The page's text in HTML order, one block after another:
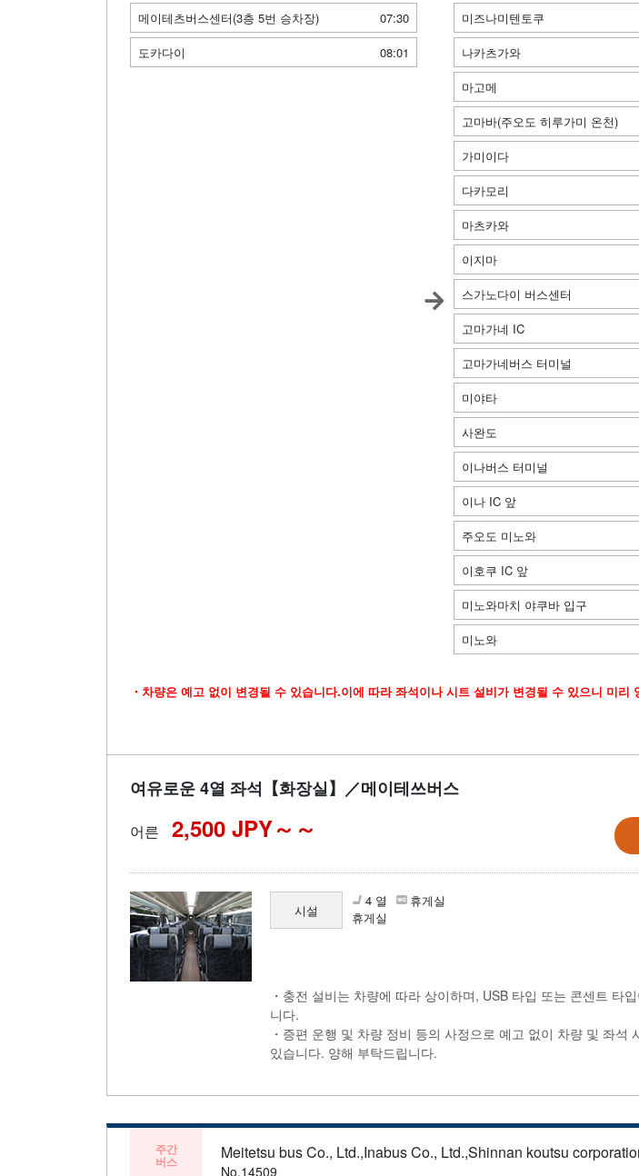
메이테츠버스센터(3층 5번 승차장)
07:30
도카다이
08:01
미즈나미텐토쿠
나카츠가와
마고메
고마바(주오도 히루가미 온천)
가미이다
다카모리
마츠카와
이지마
스가노다이 버스센터
고마가네 IC
고마가네버스 터미널
미야타
사완도
이나버스 터미널
이나 IC 앞
주오도 미노와
이호쿠 IC 앞
미노와마치 야쿠바 입구
미노와
・차량은 예고 없이 변경될 수 있습니다.이에 따라 좌석이나 시트 설비가 변경될 수 있으니 미리
여유로운 4열 좌석【화장실】／메이테쓰버스
어른 2,500 JPY～
시설
4 열
휴게실
휴게실
・충전 설비는 차량에 따라 상이하며, USB 타입 또는 콘센트 타
니다.
・증편 운행 및 차량 정비 등의 사정으로 예고 없이 차량 및 좌석
있습니다. 양해 부탁드립니다.
주간
버스 Meitetsu bus Co., Ltd.,Inabus Co., Ltd.,Shinnan koutsu
No.14509